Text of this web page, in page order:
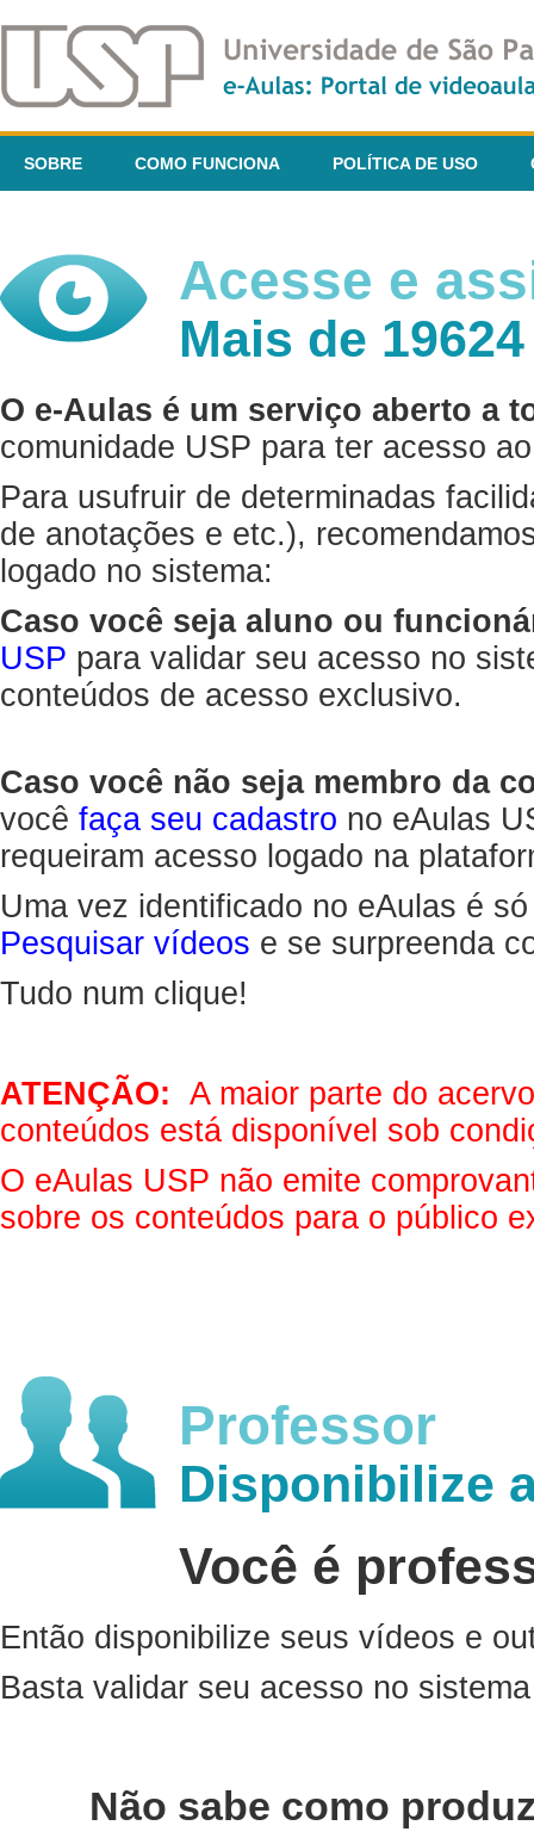
SOBRE COMO FUNCIONA POLÍTICA DE USO
Acesse e
Mais de
O e-Aulas é um serviço aberto a
comunidade USP para ter acesso
Para usufruir de determinadas
de anotações e etc.),
logado no sistema:
Caso você seja aluno ou
USP para validar seu acesso no
conteúdos de acesso exclusivo.
Caso você não seja membro da
você faça seu cadastro no eAulas
requeiram acesso logado na
Uma vez identificado no eAulas é
Pesquisar vídeos e se surpreenda
Tudo num clique!
ATENÇÃO: A maior parte do
conteúdos está disponível sob
O eAulas USP não emite
sobre os conteúdos para o público
Professor
Disponibilize
Você é
Então disponibilize seus vídeos e
Basta validar seu acesso no
Não sabe como